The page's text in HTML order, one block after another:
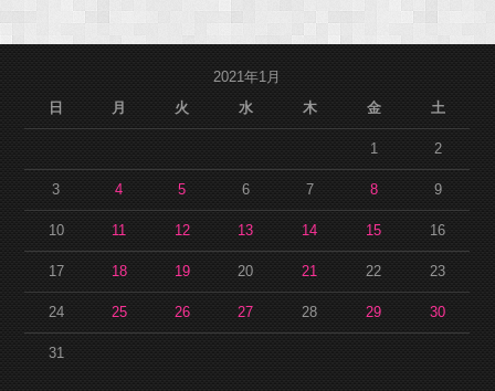
2021年1月
日
月 火 水 木 金 土
1 2
3 4 5 6 7 8 9
10 11 12 13 14 15 16
17 18 19 20 21 22 23
24 25 26 27 28 29 30
31